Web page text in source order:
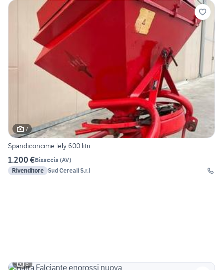
7
Spandiconcime lely 600 litri
1.200 €Bisaccia (AV)
Rivenditore Sud Cereali S.r.l
6